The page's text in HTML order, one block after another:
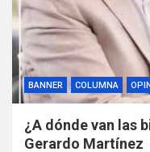
BANNER COLUMNA
¿A dónde van las
Gerardo Martínez